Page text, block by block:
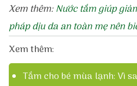
Xem thêm:Nước tắm giúp
pháp dịu da an toàn mẹ nên
Xem thêm:
Tắm cho bé mùa lạnh: Vì